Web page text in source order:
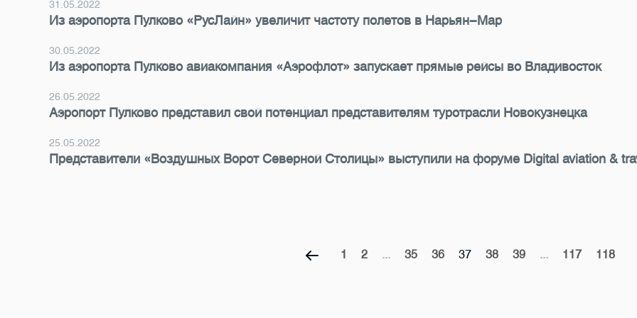
31.05.2022
Из аэропорта Пулково «РусЛайн» увеличит частоту полетов в Нарьян-Мар
30.05.2022
Из аэропорта Пулково авиакомпания «Аэрофлот» запускает прямые рейсы во Владивосток
26.05.2022
Аэропорт Пулково представил свой потенциал представителям туротрасли Новокузнецка
25.05.2022
Представители «Воздушных Ворот Северной Столицы» выступили на форуме Digital aviation &
1 2 ... 35 36 37 38 39 ... 117 118